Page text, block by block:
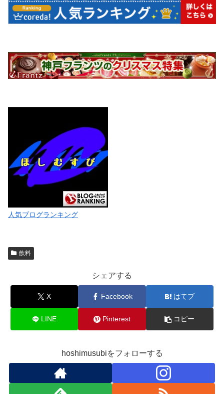
人気ブログランキング
飲料
シェアする
X Facebook はてブ
LINE Pinterest コピー
hoshimusubiをフォローする